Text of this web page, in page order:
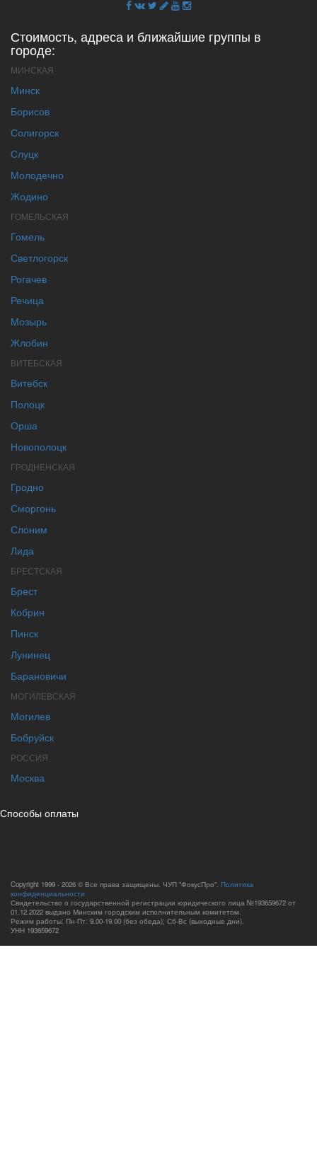
Стоимость, адреса и ближайшие группы в
городе:
МИНСКАЯ
Минск
Борисов
Солигорск
Слуцк
Молодечно
Жодино
ГОМЕЛЬСКАЯ
Гомель
Светлогорск
Рогачев
Речица
Мозырь
Жлобин
ВИТЕБСКАЯ
Витебск
Полоцк
Орша
Новополоцк
ГРОДНЕНСКАЯ
Гродно
Сморгонь
Слоним
Лида
БРЕСТСКАЯ
Брест
Кобрин
Пинск
Лунинец
Барановичи
МОГИЛЕВСКАЯ
Могилев
Бобруйск
РОССИЯ
Москва
Способы оплаты
Copyright 1999 - 2026 © Все права защищены. ЧУП "ФокусПро". Политика
конфиденциальности
Свидетельство о государственной регистрации юридического лица №193659672 от
01.12.2022 выдано Минским городским исполнительным комитетом.
Режим работы: Пн-Пт: 9.00-19.00 (без обеда); Сб-Вс (выходные дни).
УНН 193659672